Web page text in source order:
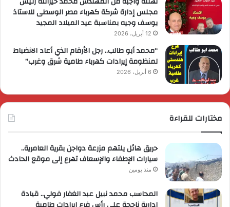
مجلس إدارة شركة كهرباء مصر الوسطى للاستاذ
يوسف وجيه بمناسبة عيد الميلاد المجيد
12 أبريل، 2026
“محمد أبو طالب.. رجل الأرقام الذي أعاد الانضباط
لمنظومة إيرادات كهرباء طامية شرق وغرب”
6 أبريل، 2026
مختارات للقراءة
حريق هائل يلتهم مزرعة دواجن بقرية العامرية..
سيارات الإطفاء والإسعاف تهرع إلى موقع الحادث
منذ يومين
المحاسب محمد نبيل عبد الغفار فولي.. قيادة